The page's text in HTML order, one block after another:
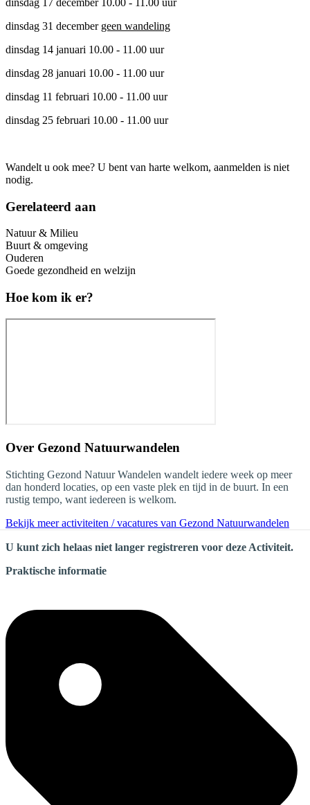
dinsdag 31 december geen wandeling
dinsdag 14 januari 10.00 - 11.00 uur
dinsdag 28 januari 10.00 - 11.00 uur
dinsdag 11 februari 10.00 - 11.00 uur
dinsdag 25 februari 10.00 - 11.00 uur
Wandelt u ook mee? U bent van harte welkom, aanmelden is niet
nodig.
Gerelateerd aan
Natuur & Milieu
Buurt & omgeving
Ouderen
Goede gezondheid en welzijn
Hoe kom ik er?
Over Gezond Natuurwandelen
Stichting Gezond Natuur Wandelen wandelt iedere week op meer
dan honderd locaties, op een vaste plek en tijd in de buurt. In een
rustig tempo, want iedereen is welkom.
Bekijk meer activiteiten / vacatures van Gezond Natuurwandelen
U kunt zich helaas niet langer registreren voor deze Activiteit.
Praktische informatie